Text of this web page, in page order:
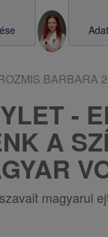
BARBARA
-
A
magyarul